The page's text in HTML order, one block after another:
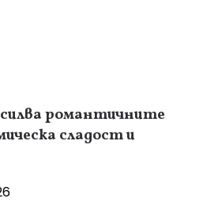
романтичните
сладост и